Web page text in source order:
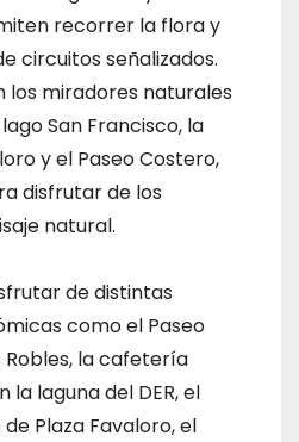
recorrer la flora y
circuitos señalizados.
los miradores naturales
San Francisco, la
y el Paseo Costero,
disfrutar de los
natural.
de distintas
como el Paseo
la cafetería
la laguna del DER, el
Plaza Favaloro, el